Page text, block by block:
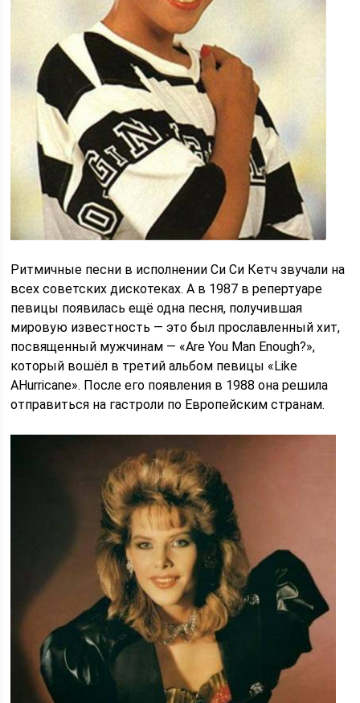
Ритмичные песни в исполнении Си Си Кетч звучали на
всех советских дискотеках. А в 1987 в репертуаре
певицы появилась ещё одна песня, получившая
мировую известность — это был прославленный хит,
посвященный мужчинам — «Are You Man Enough?»,
который вошёл в третий альбом певицы «Like
AHurricane». После его появления в 1988 она решила
отправиться на гастроли по Европейским странам.